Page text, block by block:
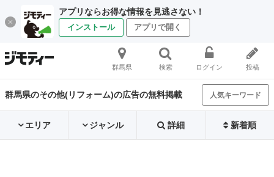
アプリならお得な情報を見逃さない！
インストール アプリで開く
群馬県 検索 ログイン 投稿
群馬県のその他(リフォーム)の広告の無料掲載 人気キーワード
エリア ジャンル 詳細 新着順